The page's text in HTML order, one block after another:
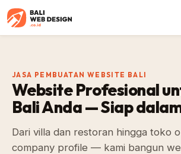
JASA PEMBUATAN WEBSITE BALI
Website Profesional
Bali Anda — Siap
Dari villa dan restoran hingga toko
company profile — kami bangun